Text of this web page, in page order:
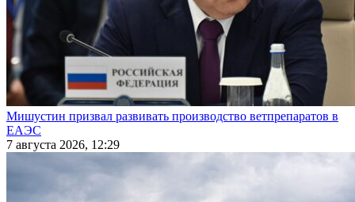
Мишустин призвал развивать производство ветпрепаратов в
ЕАЭС
7 августа 2026, 12:29